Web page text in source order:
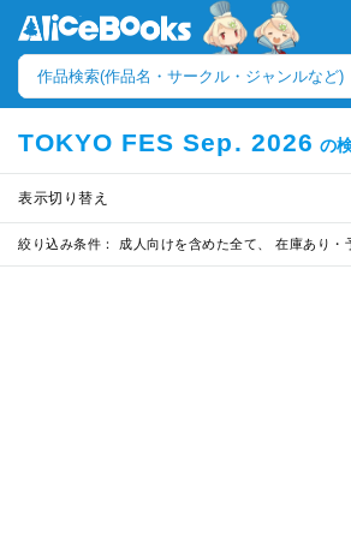
TOKYO FES Sep. 2026 の
表示切り替え
絞り込み条件： 成人向けを含めた全て、 在庫あり・